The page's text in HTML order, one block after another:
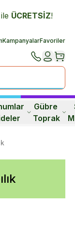
ile ÜCRETSİZ!
KampanyalarFavoriler
Gübre
Toprak